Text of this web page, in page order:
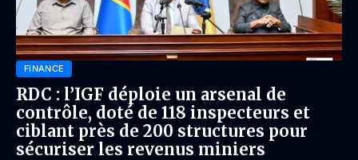
FINANCE
RDC : l’IGF déploie un arsenal de
contrôle, doté de 118 inspecteurs et
ciblant près de 200 structures pour
sécuriser les revenus miniers